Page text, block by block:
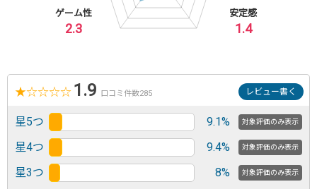
1.4
安定感
2.3
ゲーム性
★☆☆☆☆ 1.9 口コミ件数285 レビュー書く
星5つ 9.1% 対象評価のみ表示
星4つ 9.4% 対象評価のみ表示
星3つ 8% 対象評価のみ表示